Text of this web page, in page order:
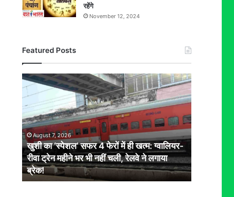
रहेंगे
November 12, 2024
Featured Posts
खुशी
का
‘स्पेशल’
सफर
4
फेरों
में
ही
खत्म:
ग्वालियर-
रीवा
August 7, 2026
खुशी का ‘स्पेशल’ सफर 4 फेरों में ही खत्म: ग्वालियर-
रीवा ट्रेन महीने भर भी नहीं चली, रेलवे ने लगाया
ब्रेक!